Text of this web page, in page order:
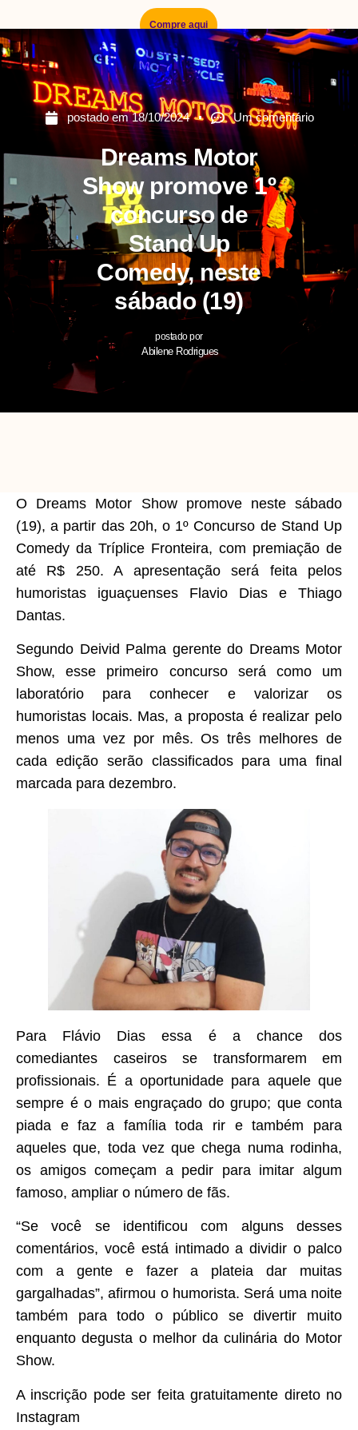
Compre aqui
postado em 18/10/2024 Um comentário
Dreams Motor
Show promove 1º
concurso de
Stand Up
Comedy, neste
sábado (19)
postado por
Abilene Rodrigues
O Dreams Motor Show promove neste sábado
(19), a partir das 20h, o 1º Concurso de Stand Up
Comedy da Tríplice Fronteira, com premiação de
até R$ 250. A apresentação será feita pelos
humoristas iguaçuenses Flavio Dias e Thiago
Dantas.
Segundo Deivid Palma gerente do Dreams Motor
Show, esse primeiro concurso será como um
laboratório para conhecer e valorizar os
humoristas locais. Mas, a proposta é realizar pelo
menos uma vez por mês. Os três melhores de
cada edição serão classificados para uma final
marcada para dezembro.
Para Flávio Dias essa é a chance dos
comediantes caseiros se transformarem em
profissionais. É a oportunidade para aquele que
sempre é o mais engraçado do grupo; que conta
piada e faz a família toda rir e também para
aqueles que, toda vez que chega numa rodinha,
os amigos começam a pedir para imitar algum
famoso, ampliar o número de fãs.
“Se você se identificou com alguns desses
comentários, você está intimado a dividir o palco
com a gente e fazer a plateia dar muitas
gargalhadas”, afirmou o humorista. Será uma noite
também para todo o público se divertir muito
enquanto degusta o melhor da culinária do Motor
Show.
A inscrição pode ser feita gratuitamente direto no
Instagram